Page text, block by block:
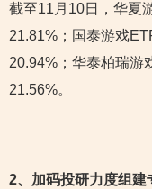
截至11月10日，华夏
21.81%；国泰游戏
20.94%；华泰柏瑞游
21.56%。
2、加码投研力度组